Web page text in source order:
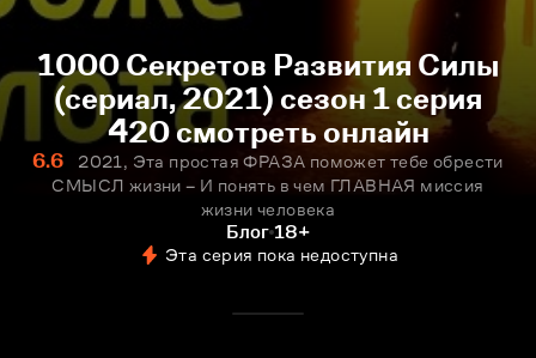
1000 Секретов Развития Силы
(сериал, 2021) сезон 1 серия
420 смотреть онлайн
6.6
2021, Эта простая ФРАЗА поможет тебе обрести
СМЫСЛ жизни – И понять в чем ГЛАВНАЯ миссия
жизни человека
Блог 18+
Эта серия пока недоступна